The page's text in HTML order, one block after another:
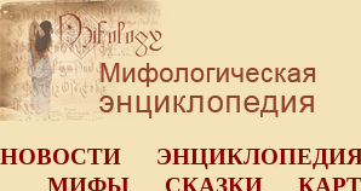
НОВОСТИ
МИФЫ
СКАЗКИ